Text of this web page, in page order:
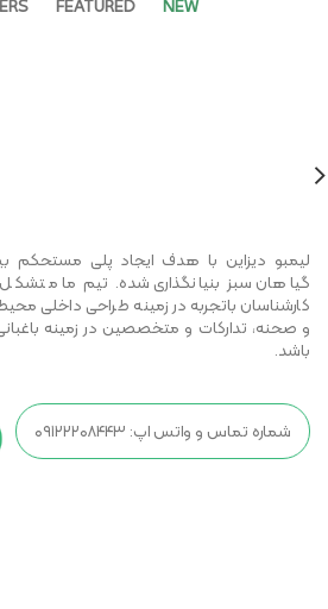
NEW
FEATURED
لیمبو دیزاین با هدف ایجاد پلی مستحکم
گیاهان سبز بنیانگذاری شده. تیم ما متشکل
کارشناسان باتجربه در زمینه طراحی داخلی
و صحنه، تدارکات و متخصصین در زمینه
باشد.
شماره تماس و واتس اپ: ۰۹۱۲۲۲۰۸۴۴۳